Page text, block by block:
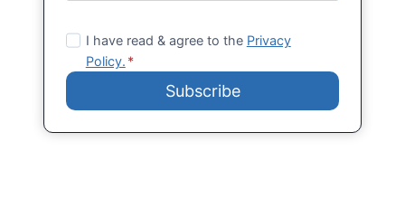
I have read & agree to the Privacy
Policy. *
Subscribe